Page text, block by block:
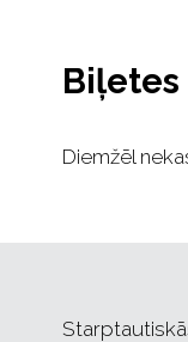
Biļetes
Diemžēl